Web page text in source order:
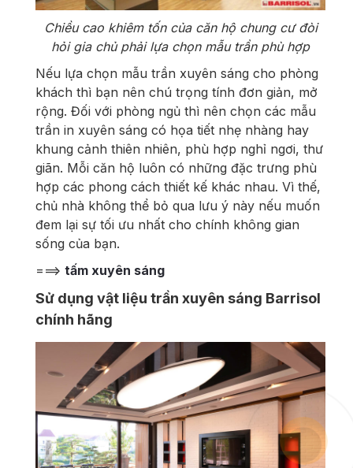
Chiều cao khiêm tốn của căn hộ chung cư đòi
hỏi gia chủ phải lựa chọn mẫu trần phù hợp
Nếu lựa chọn mẫu trần xuyên sáng cho phòng
khách thì bạn nên chú trọng tính đơn giản, mở
rộng. Đối với phòng ngủ thì nên chọn các mẫu
trần in xuyên sáng có họa tiết nhẹ nhàng hay
khung cảnh thiên nhiên, phù hợp nghỉ ngơi, thư
giãn. Mỗi căn hộ luôn có những đặc trưng phù
hợp các phong cách thiết kế khác nhau. Vì thế,
chủ nhà không thể bỏ qua lưu ý này nếu muốn
đem lại sự tối ưu nhất cho chính không gian
sống của bạn.
===> tấm xuyên sáng
Sử dụng vật liệu trần xuyên sáng Barrisol
chính hãng